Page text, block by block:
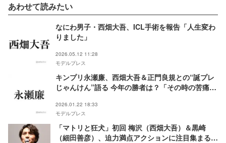
あわせて読みたい
なにわ男子・西畑大吾、ICL手術を報告「人生変わ
りました」
2026.05.12 11:28
モデルプレス
キンプリ永瀬廉、西畑大吾＆正門良規との“誕プレ
じゃんけん”語る 今年の勝者は？「その時の苦痛に
2026.01.22 18:33
モデルプレス
「マトリと狂犬」初回 梅沢（西畑大吾）＆黒崎
（細田善彦）、迫力満点アクションに注目集まる